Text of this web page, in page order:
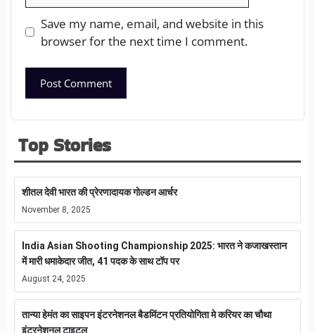
Save my name, email, and website in this
browser for the next time I comment.
Top Stories
शीतल देवी भारत की प्रेरणादायक गोल्डन आर्चर
November 8, 2025
India Asian Shooting Championship 2025: भारत ने कजाखस्तान
में मारी धमाकेदार जीत, 41 पदक के साथ टॉप पर
August 24, 2025
तान्या हेमंत का साइपन इंटरनेशनल बैडमिंटन प्रतियोगिता मे करियर का चौथा
इंटरनेशनल टाइटल